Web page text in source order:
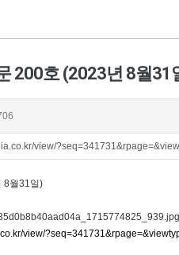
200호 (2023년 8월31
view/
8월31일)
view/